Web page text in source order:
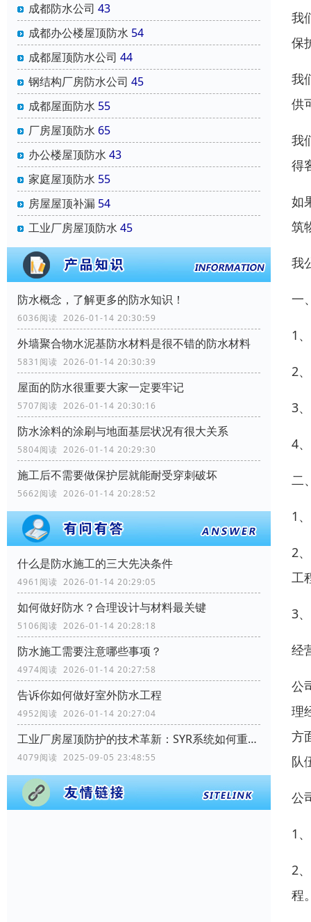
成都防水公司 43
成都办公楼屋顶防水 54
成都屋顶防水公司 44
钢结构厂房防水公司 45
成都屋面防水 55
厂房屋顶防水 65
办公楼屋顶防水 43
家庭屋顶防水 55
房屋屋顶补漏 54
工业厂房屋顶防水 45
防水概念，了解更多的防水知识！
6036阅读 2026-01-14 20:30:59
外墙聚合物水泥基防水材料是很不错的防水材料
5831阅读 2026-01-14 20:30:39
屋面的防水很重要大家一定要牢记
5707阅读 2026-01-14 20:30:16
防水涂料的涂刷与地面基层状况有很大关系
5804阅读 2026-01-14 20:29:30
施工后不需要做保护层就能耐受穿刺破坏
5662阅读 2026-01-14 20:28:52
什么是防水施工的三大先决条件
4961阅读 2026-01-14 20:29:05
如何做好防水？合理设计与材料最关键
5106阅读 2026-01-14 20:28:18
防水施工需要注意哪些事项？
4974阅读 2026-01-14 20:27:58
告诉你如何做好室外防水工程
4952阅读 2026-01-14 20:27:04
工业厂房屋顶防护的技术革新：SYR系统如何重塑行业标准
4079阅读 2025-09-05 23:48:55
我
保
我
供
我
得
如
筑
我
一
1
2
3
4
二
1
2
工
3
经
公
理
方
队
公
1
2
程